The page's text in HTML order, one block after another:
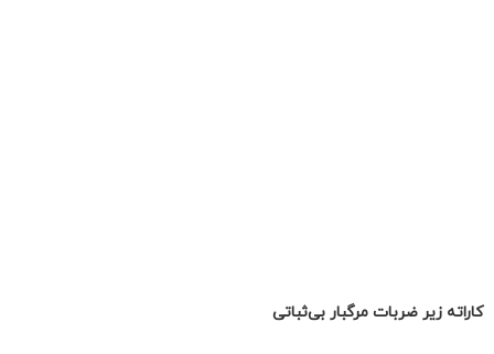
کاراته زیر ضربات مرگبار بی‌ثباتی